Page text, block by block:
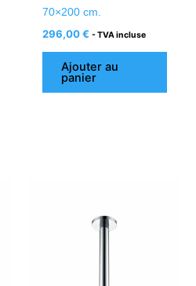
70×200 cm.
296,00€ - TVA incluse
Ajouter au
panier